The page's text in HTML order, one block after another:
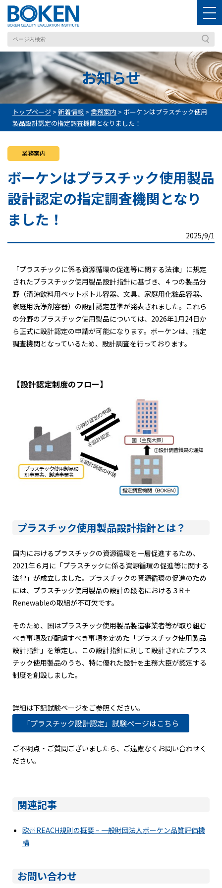
お知らせ
トップページ > 新着情報 > 業務案内 > ボーケンはプラスチック使用
製品設計認定の指定調査機関となりました！
業務案内
ボーケンはプラスチック使用製品
設計認定の指定調査機関となり
ました！
2025/9/1
「プラスチックに係る資源循環の促進等に関する法律」に規定
されたプラスチック使用製品設計指針に基づき、４つの製品分
野（清涼飲料用ペットボトル容器、文具、家庭用化粧品容器、
家庭用洗浄剤容器）の設計認定基準が発表されました。これら
の分野のプラスチック使用製品については、2026年1月24日か
ら正式に設計認定の申請が可能になります。ボーケンは、指定
調査機関となっているため、設計調査を行っております。
【設計認定制度のフロー】
プラスチック使用製品設計指針とは？
国内におけるプラスチックの資源循環を一層促進するため、
2021年６月に「プラスチックに係る資源循環の促進等に関する
法律」が成立しました。プラスチックの資源循環の促進のため
には、プラスチック使用製品の設計の段階における３R＋
Renewableの取組が不可欠です。
そのため、国はプラスチック使用製品製造事業者等が取り組む
べき事項及び配慮すべき事項を定めた「プラスチック使用製品
設計指針」を策定し、この設計指針に則して設計されたプラス
チック使用製品のうち、特に優れた設計を主務大臣が認定する
制度を創設しました。
詳細は下記試験ページをご参照ください。
「プラスチック設計認定」試験ページはこちら
ご不明点・ご質問ございましたら、ご遠慮なくお問い合わせく
ださい。
関連記事
欧州REACH規則の概要 – 一般財団法人ボーケン品質評価機
構
お問い合わせ